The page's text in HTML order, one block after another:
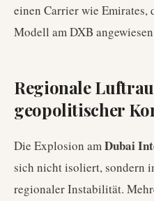
einen Carrier wie Emirates,
Modell am DXB
Regionale
geopolitischer
Die Explosion amDubai
sich nicht isoliert, sondern
regionaler Instabilität.